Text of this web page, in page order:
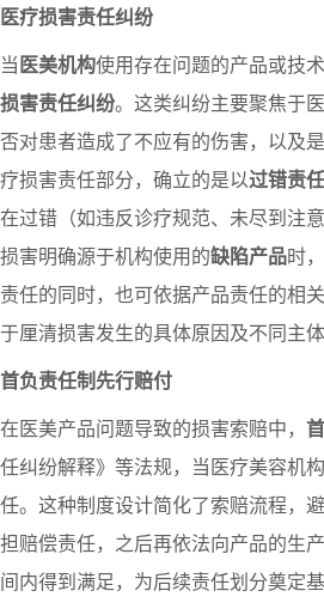
医疗损害责任纠纷
当医美机构使用存在问题的产品或技
损害责任纠纷。这类纠纷主要聚焦于
否对患者造成了不应有的伤害，以及
疗损害责任部分，确立的是以过错责任
在过错（如违反诊疗规范、未尽到注
损害明确源于机构使用的缺陷产品时
责任的同时，也可依据产品责任的相
于厘清损害发生的具体原因及不同主体
首负责任制先行赔付
在医美产品问题导致的损害索赔中，
任纠纷解释》等法规，当医疗美容机
任。这种制度设计简化了索赔流程，
担赔偿责任，之后再依法向产品的生
间内得到满足，为后续责任划分奠定基